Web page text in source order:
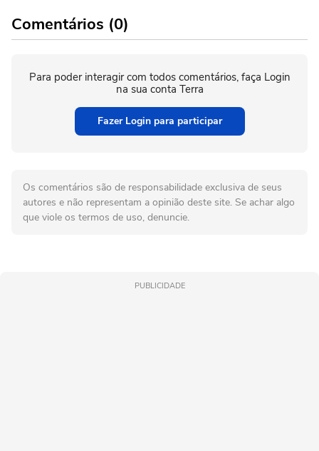
Comentários (0)
Para poder interagir com todos comentários, faça Login
na sua conta Terra
Fazer Login para participar
Os comentários são de responsabilidade exclusiva de seus
autores e não representam a opinião deste site. Se achar algo
que viole os termos de uso, denuncie.
PUBLICIDADE